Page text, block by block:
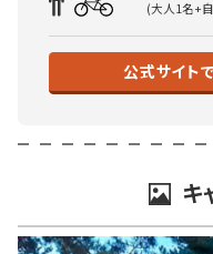
(大人1名+
公式サイト
キ